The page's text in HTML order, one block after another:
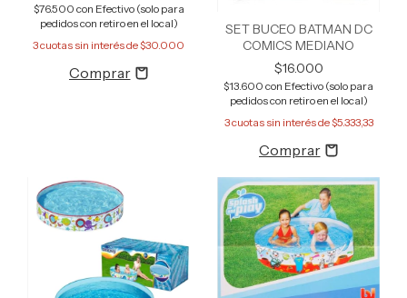
$76.500 con Efectivo (solo para
pedidos con retiro en el local)
3cuotas sin interés de$30.000
SET BUCEO BATMAN DC
COMICS MEDIANO
$16.000
$13.600 con Efectivo (solo para
pedidos con retiro en el local)
3cuotas sin interés de$5.333,33